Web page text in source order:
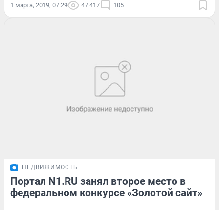
1 марта, 2019, 07:29 47 417 105
НЕДВИЖИМОСТЬ
Портал N1.RU занял второе место в
федеральном конкурсе «Золотой сайт»